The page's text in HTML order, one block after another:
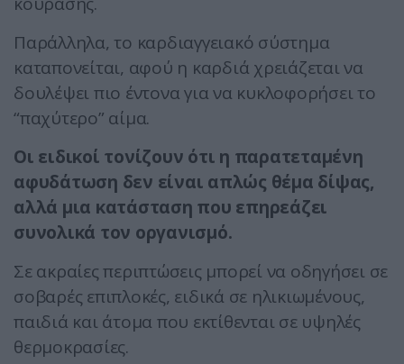
Παράλληλα, το καρδιαγγειακό σύστημα
καταπονείται, αφού η καρδιά χρειάζεται να
δουλέψει πιο έντονα για να κυκλοφορήσει το
“παχύτερο” αίμα.
Οι ειδικοί τονίζουν ότι η παρατεταμένη
αφυδάτωση δεν είναι απλώς θέμα δίψας,
αλλά μια κατάσταση που επηρεάζει
συνολικά τον οργανισμό.
Σε ακραίες περιπτώσεις μπορεί να οδηγήσει σε
σοβαρές επιπλοκές, ειδικά σε ηλικιωμένους,
παιδιά και άτομα που εκτίθενται σε υψηλές
θερμοκρασίες.